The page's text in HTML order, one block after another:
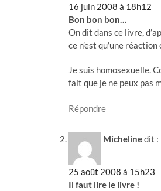
16 juin 2008 à 18h12
Bon bon bon…
On dit dans ce livre,
ce n’est qu’une
Je suis homosexuelle.
fait que je ne peux pas
Répondre
Michelinedit :
25 août 2008 à 15h23
Il faut lire le livre !